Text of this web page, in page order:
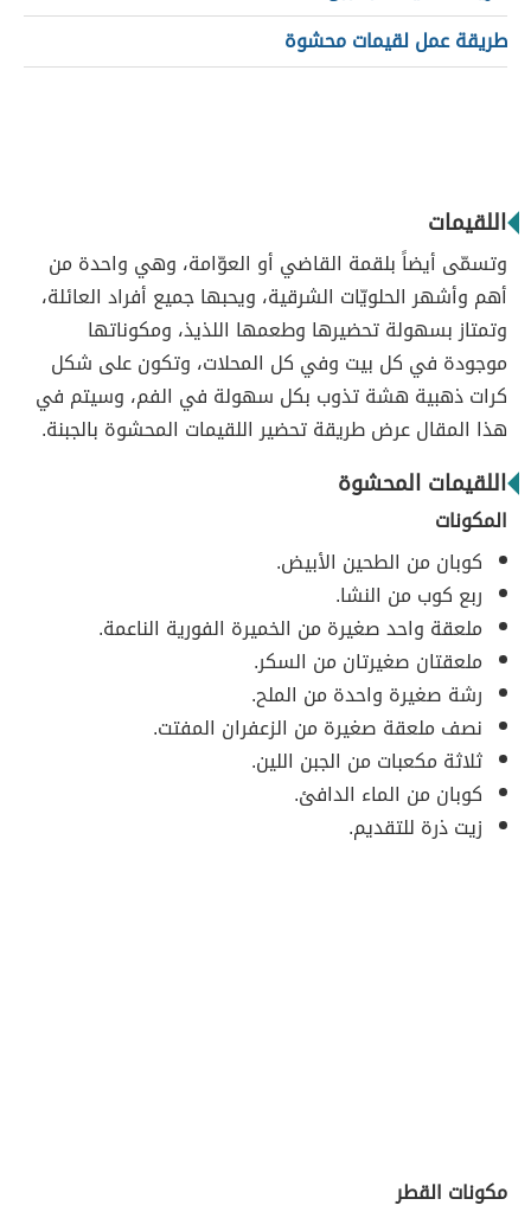
طريقة عمل لقيمات محشوة
اللقيمات
وتسمّى أيضاً بلقمة القاضي أو العوّامة، وهي واحدة من
أهم وأشهر الحلويّات الشرقية، ويحبها جميع أفراد العائلة،
وتمتاز بسهولة تحضيرها وطعمها اللذيذ، ومكوناتها
موجودة في كل بيت وفي كل المحلات، وتكون على شكل
كرات ذهبية هشة تذوب بكل سهولة في الفم، وسيتم في
هذا المقال عرض طريقة تحضير اللقيمات المحشوة بالجبنة.
اللقيمات المحشوة
المكونات
كوبان من الطحين الأبيض.
ربع كوب من النشا.
ملعقة واحد صغيرة من الخميرة الفورية الناعمة.
ملعقتان صغيرتان من السكر.
رشة صغيرة واحدة من الملح.
نصف ملعقة صغيرة من الزعفران المفتت.
ثلاثة مكعبات من الجبن اللين.
كوبان من الماء الدافئ.
زيت ذرة للتقديم.
مكونات القطر